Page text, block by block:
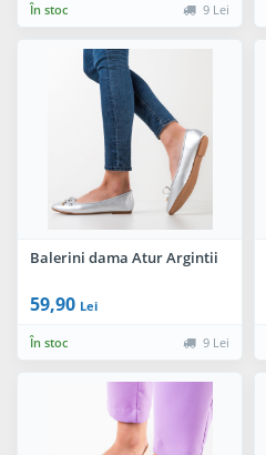
În stoc 9 Lei
Balerini dama Atur Argintii
59,90 Lei
În stoc 9 Lei